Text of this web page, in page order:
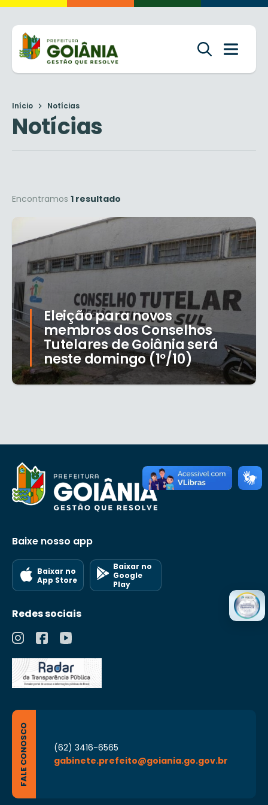
Início Notícias
Notícias
Encontramos 1 resultado
Eleição para novos
membros dos Conselhos
Tutelares de Goiânia será
neste domingo (1º/10)
Baixe nosso app
Baixar no
App Store
Baixar no
Google
Play
Redes sociais
FALE CONOSCO
(62) 3416-6565
gabinete.prefeito@goiania.go.gov.br